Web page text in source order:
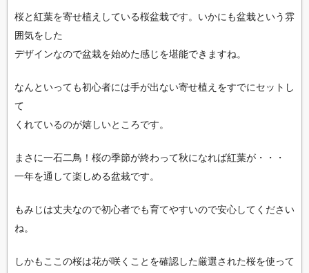
桜と紅葉を寄せ植えしている桜盆栽です。いかにも盆栽という雰
囲気をした
デザインなので盆栽を始めた感じを堪能できますね。
なんといっても初心者には手が出ない寄せ植えをすでにセットし
て
くれているのが嬉しいところです。
まさに一石二鳥！桜の季節が終わって秋になれば紅葉が・・・
一年を通して楽しめる盆栽です。
もみじは丈夫なので初心者でも育てやすいので安心してください
ね。
しかもここの桜は花が咲くことを確認した厳選された桜を使って